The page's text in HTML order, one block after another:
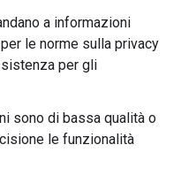
a informazioni
le norme sulla privacy
per gli
sono di bassa qualità o
le funzionalità